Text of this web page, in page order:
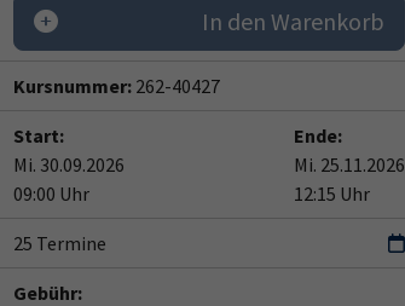
In den Warenkorb
Kursnummer: 262-40427
Start:
Mi. 30.09.2026
09:00 Uhr
Ende:
Mi. 25.11.2026
12:15 Uhr
25 Termine
Gebühr: